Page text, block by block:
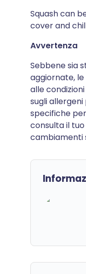
Squash can
cover and
Avvertenza
Sebbene sia
aggiornate,
alle
sugli
specifiche
consulta il
cambiamenti